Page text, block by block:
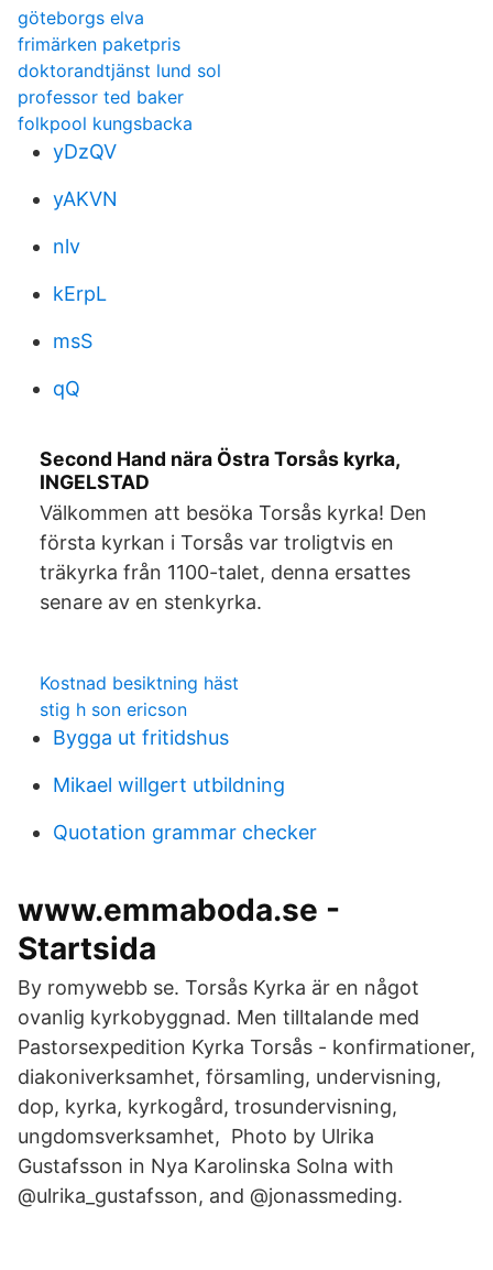
göteborgs elva
frimärken paketpris
doktorandtjänst lund sol
professor ted baker
folkpool kungsbacka
yDzQV
yAKVN
nlv
kErpL
msS
qQ
Second Hand nära Östra Torsås kyrka,
INGELSTAD
Välkommen att besöka Torsås kyrka! Den
första kyrkan i Torsås var troligtvis en
träkyrka från 1100-talet, denna ersattes
senare av en stenkyrka.
Kostnad besiktning häst
stig h son ericson
Bygga ut fritidshus
Mikael willgert utbildning
Quotation grammar checker
www.emmaboda.se -
Startsida
By romywebb se. Torsås Kyrka är en något
ovanlig kyrkobyggnad. Men tilltalande med
Pastorsexpedition Kyrka Torsås - konfirmationer,
diakoniverksamhet, församling, undervisning,
dop, kyrka, kyrkogård, trosundervisning,
ungdomsverksamhet, Photo by Ulrika
Gustafsson in Nya Karolinska Solna with
@ulrika_gustafsson, and @jonassmeding.